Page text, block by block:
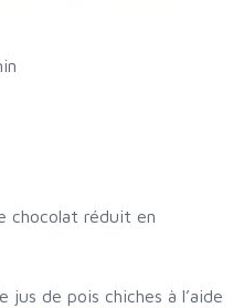
chocolat réduit en
de pois chiches à l’aide